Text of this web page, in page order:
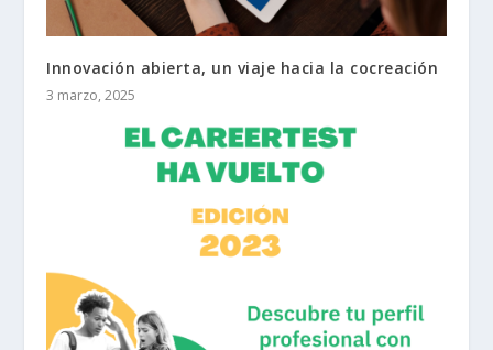
Innovación abierta, un viaje hacia la cocreación
3 marzo, 2025